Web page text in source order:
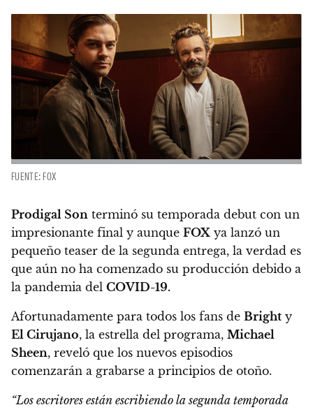
FUENTE: FOX
Prodigal Son terminó su temporada debut con un
impresionante final y aunque FOX ya lanzó un
pequeño teaser de la segunda entrega, la verdad es
que aún no ha comenzado su producción debido a
la pandemia del COVID-19.
Afortunadamente para todos los fans de Bright y
El Cirujano, la estrella del programa, Michael
Sheen, reveló que los nuevos episodios
comenzarán a grabarse a principios de otoño.
“Los escritores están escribiendo la segunda temporada